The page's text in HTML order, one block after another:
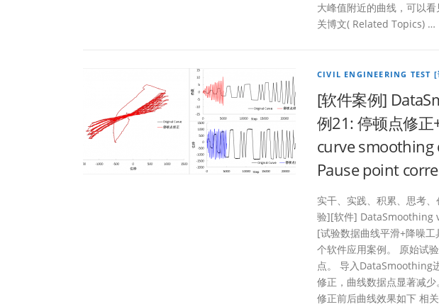
大峰值附近的曲线，可以
关博文( Related Topics) …
CIVIL ENGINEERING TEST [
[软件案例]
例21: 停顿点修
curve smoothing
Pause point
实干、实践、积累、思考
验][软件] DataSmoothing
[试验数据曲线平滑+降噪
个软件应用案例。 原始试
点。 导入DataSmoothing
修正，曲线数据点显著减少
修正前后曲线效果如下 相